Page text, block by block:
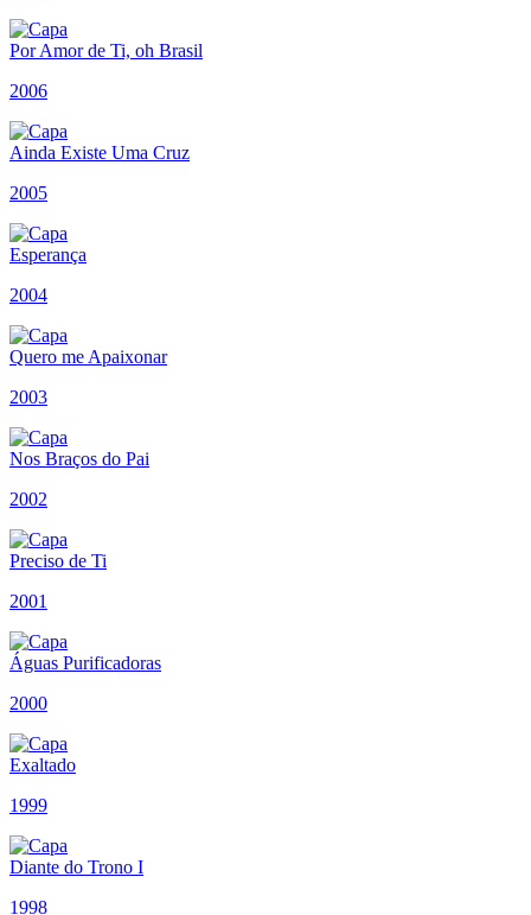
Por Amor de Ti, oh Brasil
2006
Ainda Existe Uma Cruz
2005
Esperança
2004
Quero me Apaixonar
2003
Nos Braços do Pai
2002
Preciso de Ti
2001
Águas Purificadoras
2000
Exaltado
1999
Diante do Trono I
1998